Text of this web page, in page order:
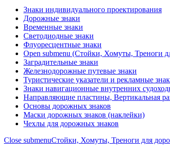
Знаки индивидуального проектирования
Дорожные знаки
Временные знаки
Светодиодные знаки
Флуоресцентные знаки
Open submenu (Стойки, Хомуты, Треноги
Заградительные знаки
Железнодорожные путевые знаки
Туристические указатели и рекламные
Знаки навигационные внутренних
Направляющие пластины, Вертикальная
Основы дорожных знаков
Маски дорожных знаков (наклейки)
Чехлы для дорожных знаков
Close submenuСтойки, Хомуты, Треноги для